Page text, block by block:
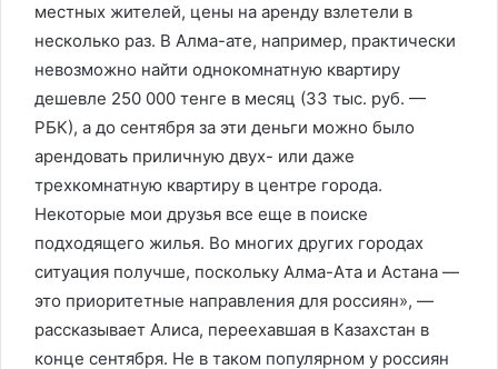
местных жителей, цены на аренду взлетели в
несколько раз. В Алма-ате, например, практически
невозможно найти однокомнатную квартиру
дешевле 250 000 тенге в месяц (33 тыс. руб. —
РБК), а до сентября за эти деньги можно было
арендовать приличную двух- или даже
трехкомнатную квартиру в центре города.
Некоторые мои друзья все еще в поиске
подходящего жилья. Во многих других городах
ситуация получше, поскольку Алма-Ата и Астана —
это приоритетные направления для россиян», —
рассказывает Алиса, переехавшая в Казахстан в
конце сентября. Не в таком популярном у россиян